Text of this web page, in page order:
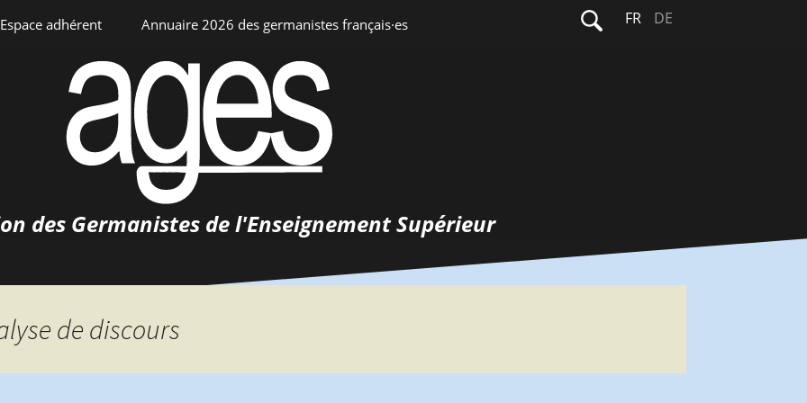
Espace adhérent
Espace personnel
Annuaire 2026 des germanistes français·es
Annuaire interne
Rechercher :
FR DE
des Germanistes de l'Enseignement Supérieur
de discours